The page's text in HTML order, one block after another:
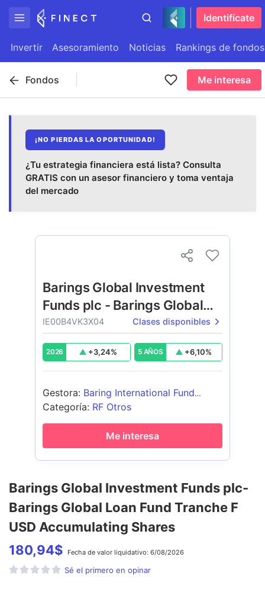
Identifícate
Invertir Asesoramiento Noticias Rankings de fondos
Fondos Me interesa
¡NO PIERDAS LA OPORTUNIDAD!
¿Tu estrategia financiera está lista? Consulta
GRATIS con un asesor financiero y toma ventaja
del mercado
Barings Global Investment Funds plc-
Barings Global Loan Fund Tranche F
USD Accumulating Shares
180,94$ Fecha de valor liquidativo: 6/08/2026
Sé el primero en opinar
Barings Global Investment
Funds plc - Barings Global
Loan Fund
IE00B4VK3X04 Clases disponibles
2026 +3,24% 5 AÑOS +6,10%
Gestora: Baring International Fund
Managers ltd
Categoría: RF Otros
Me interesa